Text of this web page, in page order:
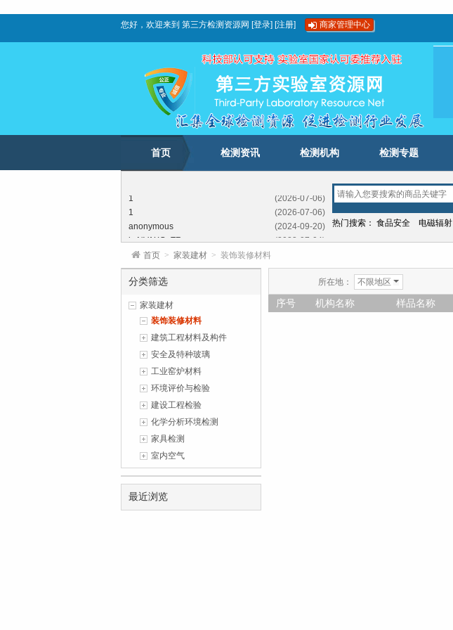
您好，欢迎来到 第三方检测资源网 [登录] [注册] 商家管理中心
首页 检测资讯 检测机构 检测专题
1
(2026-07-06)
1
(2026-07-06)
anonymous
(2024-09-20)
ksNVAXGnTR
(2023-07-04)
FFSEXXTkjeroPv
LhbftrUIb
(2022-05-12)
SdwLBwDombxYI
(2021-11-09)
(2020-11-21)
1
(2026-07-06)
热门搜索： 食品安全 电磁辐射
首页 > 家装建材 > 装饰装修材料
分类筛选
家装建材
装饰装修材料
建筑工程材料及构件
安全及特种玻璃
工业窑炉材料
环境评价与检验
建设工程检验
化学分析环境检测
家具检测
室内空气
最近浏览
所在地： 不限地区
序号 机构名称 样品名称